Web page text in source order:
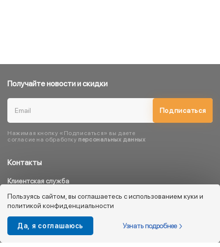
Контакты
Клиентская служба
8 800 333 08 45
info@kotofey.ru
Магазины в Москва (50)
Получайте новости и скидки
Подписаться
Нажимая кнопку «Подписаться» вы даете
согласие на обработку персональных данных
Пользуясь сайтом, вы соглашаетесь с использованием куки и
политикой конфиденциальности
Да, я соглашаюсь Узнать подробнее